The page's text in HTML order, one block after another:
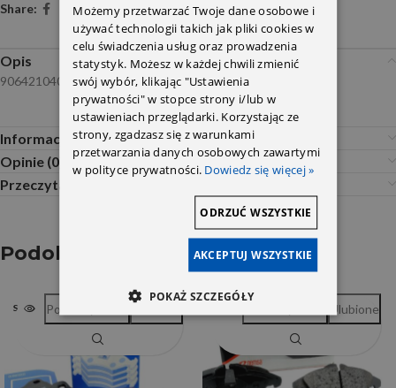
Share:
Opis
9064210400 9104204000
Informacje dodatkowe
Opinie (0)
Przeczytaj Przed Zakupem
Podobne produkty
SOLD OUTPorównywarka Ulubione
Możemy przetwarzać Twoje dane osobowe i
używać technologii takich jak pliki cookies w
celu świadczenia usług oraz prowadzenia
statystyk. Możesz w każdej chwili zmienić
swój wybór, klikając "Ustawienia
prywatności" w stopce strony i/lub w
ustawieniach przeglądarki. Korzystając ze
strony, zgadzasz się z warunkami
przetwarzania danych osobowych zawartymi
w polityce prywatności. Dowiedz się więcej »
AKCEPTUJ WSZYSTKIE
ODRZUĆ WSZYSTKIE
POKAŻ SZCZEGÓŁY